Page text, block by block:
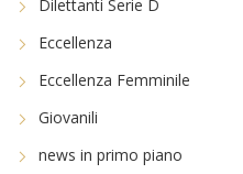
Dilettanti Serie D
Eccellenza
Eccellenza Femminile
Giovanili
news in primo piano